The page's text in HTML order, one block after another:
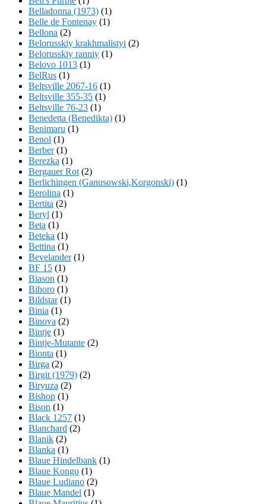
Belladonna (1973) (1)
Belle de Fontenay (1)
Bellona (2)
Belorusskiy krakhmalistyi (2)
Belorusskiy ranniy (1)
Belovo 1013 (1)
BelRus (1)
Beltsville 2067-16 (1)
Beltsville 355-35 (1)
Beltsville 76-23 (1)
Benedetta (Benedikta) (1)
Benimaru (1)
Benol (1)
Berber(1)
Berezka (1)
Bergauer Rot (2)
Berlichingen (Ganusowski,Korgonski) (1)
Berolina (1)
Bertita (2)
Beryl (1)
Beta (1)
Beteka (1)
Bettina (1)
Bevelander(1)
BF 15 (1)
Biason (1)
Bihoro (1)
Bildstar(1)
Binia (1)
Binova (2)
Bintje (1)
Bintje-Mutante (2)
Bionta (1)
Birga (2)
Birgit (1979) (2)
Biryuza (2)
Bishop (1)
Bison (1)
Black 1257 (1)
Blanchard (2)
Blanik (2)
Blanka (1)
Blaue Hindelbank (1)
Blaue Kongo (1)
Blaue Ludiano (2)
Blaue Mandel (1)